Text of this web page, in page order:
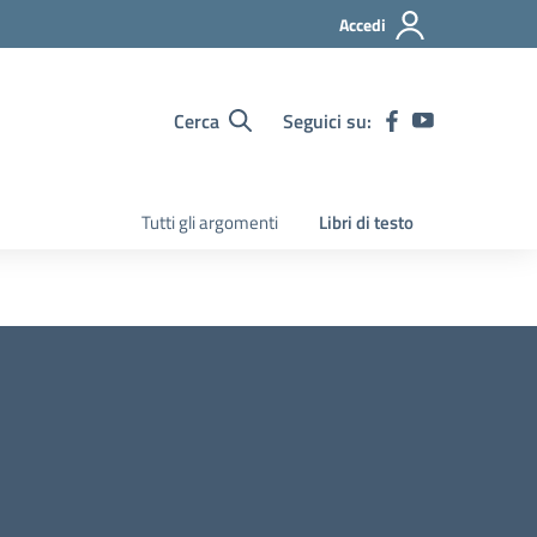
Accedi
Cerca Seguici su:
Tutti gli argomenti Libri di testo